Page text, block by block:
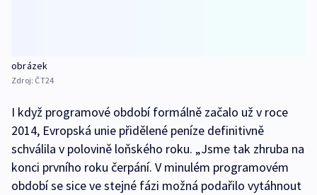
obrázek
Zdroj: ČT24
I když programové období formálně začalo už v roce
2014, Evropská unie přidělené peníze definitivně
schválila v polovině loňského roku. „Jsme tak zhruba na
konci prvního roku čerpání. V minulém programovém
období se sice ve stejné fázi možná podařilo vytáhnout